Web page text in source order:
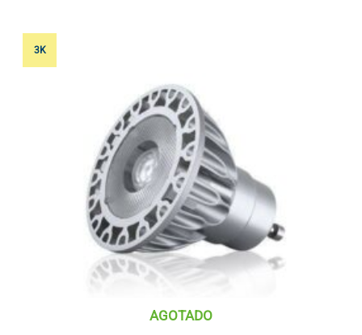
3K
AGOTADO